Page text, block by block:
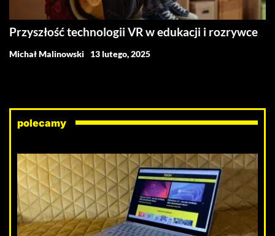
Przyszłość technologii VR w edukacji i rozrywce
Michał Malinowski 13 lutego, 2025
polecamy